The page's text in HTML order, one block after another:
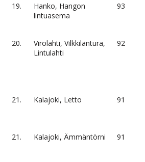
19.
Hanko, Hangon
lintuasema
93
20.
Virolahti, Vilkkiläntura,
Lintulahti
92
21. Kalajoki, Letto 91
21. Kalajoki, Ämmäntörni 91